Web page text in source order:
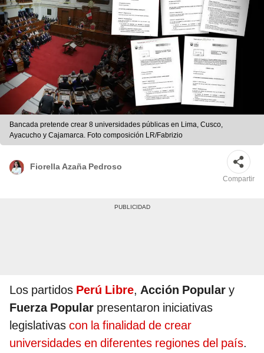
Bancada pretende crear 8 universidades públicas en Lima, Cusco,
Ayacucho y Cajamarca. Foto composición LR/Fabrizio
Fiorella Azaña Pedroso
Compartir
Los partidos Perú Libre, Acción Popular y
Fuerza Popular presentaron iniciativas
legislativas con la finalidad de crear
universidades en diferentes regiones del país.